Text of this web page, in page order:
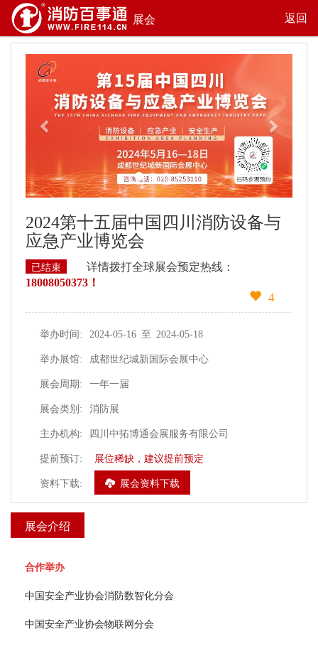
展会 返回
Previous
2024第十五届中国四川消防设备与
应急产业博览会
已结束
详情拨打全球展会预定热线：
18008050373！
4
举办时间: 2024-05-16 至 2024-05-18
举办展馆: 成都世纪城新国际会展中心
展会周期: 一年一届
展会类别: 消防展
主办机构: 四川中拓博通会展服务有限公司
提前预订: 展位稀缺，建议提前预定
资料下载: 展会资料下载
展会介绍
合作举办
中国安全产业协会消防数智化分会
中国安全产业协会物联网分会